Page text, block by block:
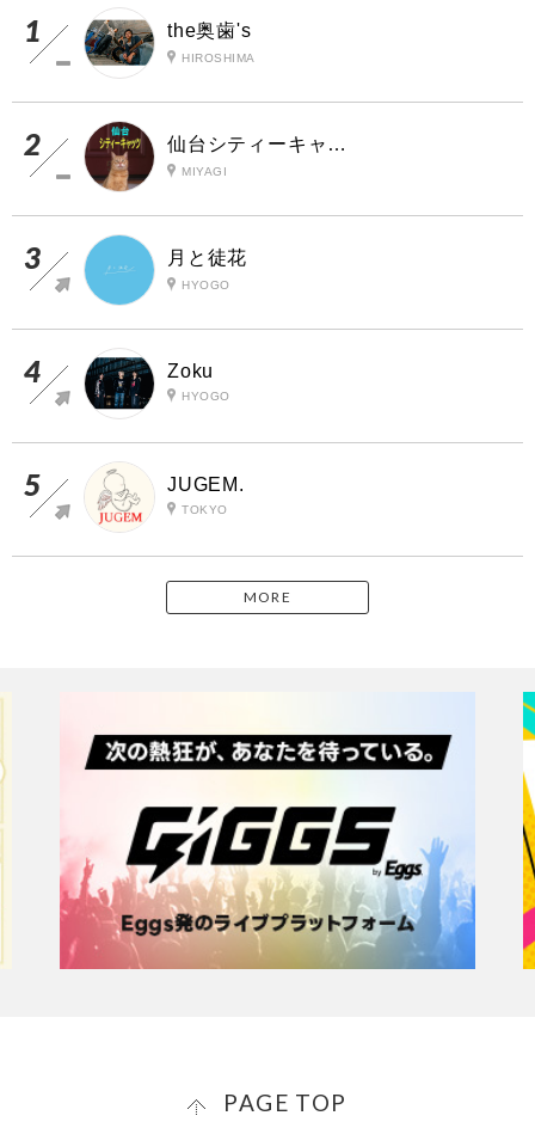
the奥歯's
HIROSHIMA
仙台シティーキャッツ
MIYAGI
月と徒花
HYOGO
Zoku
HYOGO
JUGEM.
TOKYO
MORE
PAGE TOP